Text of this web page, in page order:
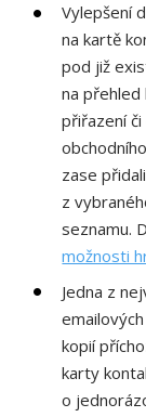
Vylepšení
na kartě
pod již
na
přiřazení
zase
z
seznamu.
možnosti
Jedna z
kopií
karty
o